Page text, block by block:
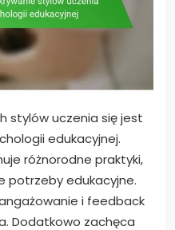
stylów uczenia się jest
edukacyjnej.
różnorodne praktyki,
potrzeby edukacyjne.
i feedback
Dodatkowo zachęca